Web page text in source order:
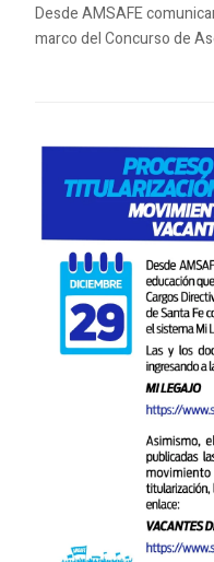
Desde AMSAFE
marco del Concurso de